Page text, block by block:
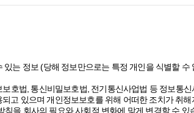
는 정보 (당해 정보만으로는 특정 개인을 식별할 수
호법, 통신비밀보호법, 전기통신사업법 등 정보통
고 있으며 개인정보보호를 위해 어떠한 조치가 취해
을 회사의 필요와 사회적 변화에 맞게 변경할 수 있